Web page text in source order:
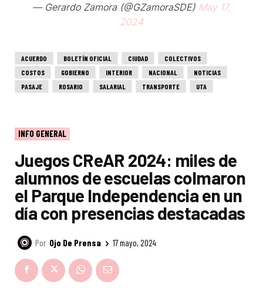
— Gerardo Zamora (@GZamoraSDE) May 17,
2024
ACUERDO BOLETÍN OFICIAL CIUDAD
COLECTIVOS
COSTOS
GOBIERNO INTERIOR NACIONAL
NOTICIAS
PASAJE
ROSARIO SALARIAL TRANSPORTE UTA